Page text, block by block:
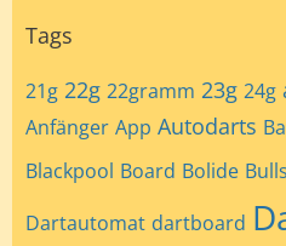
Tags
21g 22g 22gramm 23g 24g
Anfänger App Autodarts
Blackpool Board Bolide Bulls
Dartautomat dartboard